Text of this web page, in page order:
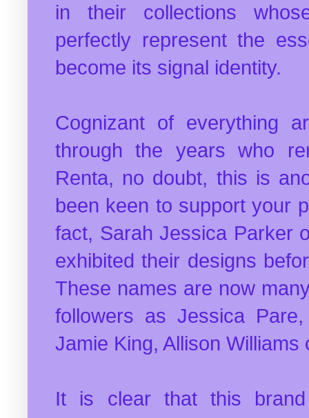
in their collections
perfectly represent the
become its signal identity.
Cognizant of everything
through the years who
Renta, no doubt, this is
been keen to support your
fact, Sarah Jessica Parker
exhibited their designs
These names are now
followers as Jessica
Jamie King, Allison Williams
It is clear that this